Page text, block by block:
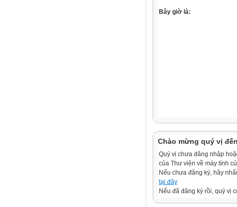
Bây giờ là:
Chào mừng quý vị
Quý vị chưa đăng nhập
của Thư viện về máy tính
Nếu chưa đăng ký, hãy
tại đây
Nếu đã đăng ký rồi, quý vị